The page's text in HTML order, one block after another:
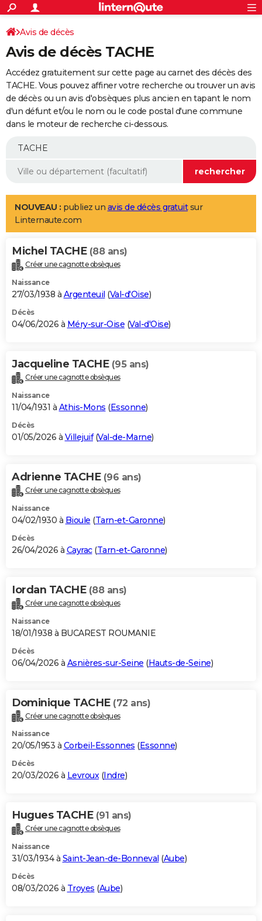
ACTUALITÉS
Politique
Société
Faits Divers
Education
Monde
Villes
+
SPORT
Coupe du monde 2026
Football
Tennis
Cyclisme
Rugby
Forum
Programme TV
TNT
Streaming
Cinéma
Sorties cinéma
Musique
+FINANCE
Retraite
Impôts
Epargne
Immobilier
Risques naturels par ville
Banque
Assurance
Crédit
AUTO
Essais
Réserver un essai
Citadines
Berlines
SUV
Forum auto
+
Mobiles
Meilleur smartphone
Internet
Ordinateurs
Jeux vidéo
Guide high-tech
Aménagement intérieur
LIFESTYLE
Art de vivre
Bien-être
Loisirs
Mode
Modes de vie
Alimentation
Guide de la santé
Maladies
Médicaments
Sommeil
VOYAGE
Destinations
City break
Voyage nature
Voyage de noces
Forum
Climat
+PHOTO
GUIDES D'ACHAT
BONS PLANS
Carte de Noël
Carte Bonne année
Carte Saint-Valentin
Carte Pâques
Carte d'anniversaire
DICTIONNAIRE
Dictionnaire
Biographies
Citations
Expressions
Proverbes
PROGRAMME TV
S'inscrire
Se connecter
Lycées
Collèges
Primaires
Universités
Entreprises
Service militaire
Avis de recherche
AVIS DE DÉCÈS
Bricolage
Lifestyle
Culture
Sport
Auto
Television
Voyage
Cinema
Avis de décès
Avis de décès TACHE
Accédez gratuitement sur cette page au carnet des décès des
TACHE. Vous pouvez affiner votre recherche ou trouver un avis
de décès ou un avis d'obsèques plus ancien en tapant le nom
d'un défunt et/ou le nom ou le code postal d'une commune
dans le moteur de recherche ci-dessous.
NOUVEAU : publiez un avis de décès gratuitsur
Linternaute.com
Michel TACHE (88 ans)
Créer une cagnotte obsèques
Naissance
27/03/1938 à Argenteuil (Val-d'Oise)
Décès
04/06/2026 à Méry-sur-Oise (Val-d'Oise)
Jacqueline TACHE (95 ans)
Créer une cagnotte obsèques
Naissance
11/04/1931 à Athis-Mons (Essonne)
Décès
01/05/2026 à Villejuif(Val-de-Marne)
Adrienne TACHE (96 ans)
Créer une cagnotte obsèques
Naissance
04/02/1930 à Bioule (Tarn-et-Garonne)
Décès
26/04/2026 à Cayrac(Tarn-et-Garonne)
Iordan TACHE (88 ans)
Créer une cagnotte obsèques
Naissance
18/01/1938 à BUCAREST ROUMANIE
Décès
06/04/2026 à Asnières-sur-Seine (Hauts-de-Seine)
Dominique TACHE (72 ans)
Créer une cagnotte obsèques
Naissance
20/05/1953 à Corbeil-Essonnes (Essonne)
Décès
20/03/2026 à Levroux(Indre)
Hugues TACHE (91 ans)
Créer une cagnotte obsèques
Naissance
31/03/1934 à Saint-Jean-de-Bonneval (Aube)
Décès
08/03/2026 à Troyes (Aube)